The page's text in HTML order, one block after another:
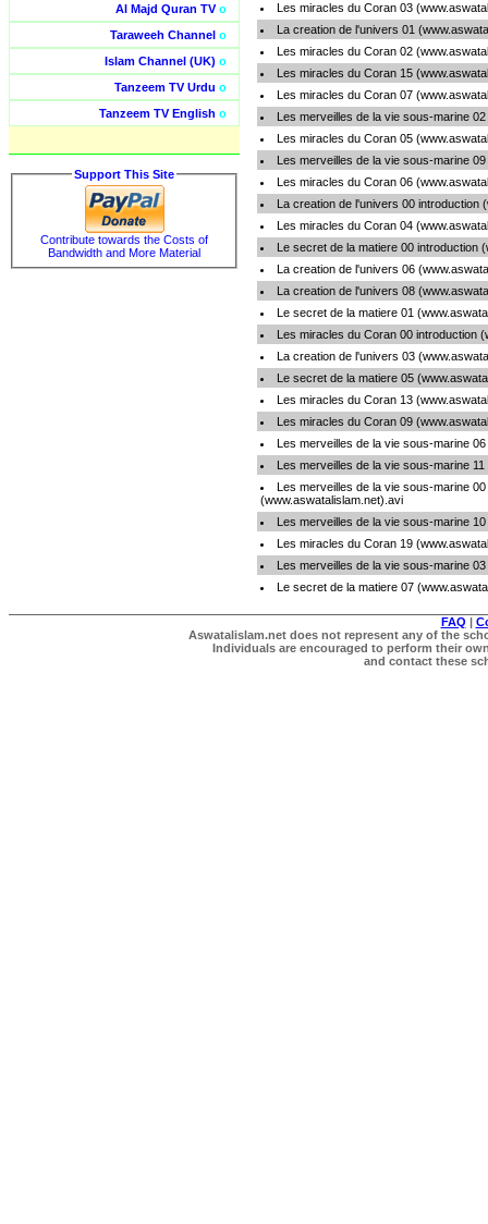
Al Majd Quran TVo
Taraweeh Channel o
Islam Channel (UK) o
Tanzeem TV Urdu o
Tanzeem TV English o
Support This Site
Contribute towards the Costs of
Bandwidth and More Material
Les miracles du Coran 03
La creation de l'univers 01
Les miracles du Coran 02
Les miracles du Coran 15
Les miracles du Coran 07
Les merveilles de la vie sous-marine
Les miracles du Coran 05
Les merveilles de la vie sous-marine
Les miracles du Coran 06
La creation de l'univers 00 introduction
Les miracles du Coran 04
Le secret de la matiere 00 introduction
La creation de l'univers 06
La creation de l'univers 08
Le secret de la matiere 01
Les miracles du Coran 00 introduction
La creation de l'univers 03
Le secret de la matiere 05
Les miracles du Coran 13
Les miracles du Coran 09
Les merveilles de la vie sous-marine
Les merveilles de la vie sous-marine
Les merveilles de la vie sous-marine
(www.aswatalislam.net).avi
Les merveilles de la vie sous-marine
Les miracles du Coran 19
Les merveilles de la vie sous-marine
Le secret de la matiere 07
FAQ |
Aswatalislam.net does not represent any of the
Individuals are encouraged to perform their
and contact these